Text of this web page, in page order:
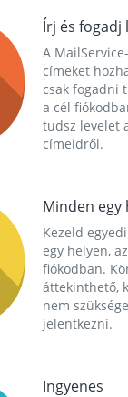
Írj és fogadj
A
címeket
csak fogadni
a cél
tudsz levelet
címeidről.
Minden egy
Kezeld
egy helyen,
fiókodban.
áttekinthető,
nem
jelentkezni.
Ingyenes